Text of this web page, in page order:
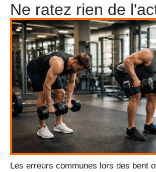
Ne ratez rien de
Les erreurs communes lors des bent